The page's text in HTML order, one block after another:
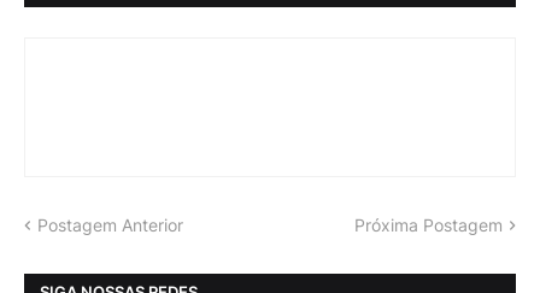
Postagem Anterior Próxima Postagem